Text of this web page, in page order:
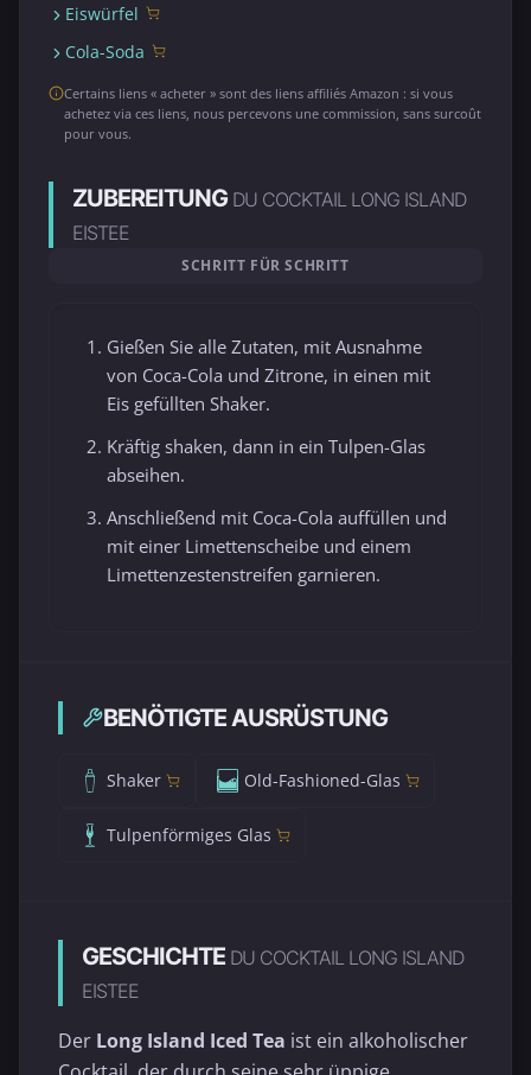
Eiswürfel
Cola-Soda
Certains liens « acheter » sont des liens affiliés Amazon : si vous
achetez via ces liens, nous percevons une commission, sans surcoût
pour vous.
ZUBEREITUNG DU COCKTAIL LONG ISLAND
EISTEE
SCHRITT FÜR SCHRITT
Gießen Sie alle Zutaten, mit Ausnahme
von Coca-Cola und Zitrone, in einen mit
Eis gefüllten Shaker.
Kräftig shaken, dann in ein Tulpen-Glas
abseihen.
Anschließend mit Coca-Cola auffüllen und
mit einer Limettenscheibe und einem
Limettenzestenstreifen garnieren.
BENÖTIGTE AUSRÜSTUNG
Shaker Old-Fashioned-Glas
Tulpenförmiges Glas
GESCHICHTE DU COCKTAIL LONG ISLAND
EISTEE
Der Long Island Iced Tea ist ein alkoholischer